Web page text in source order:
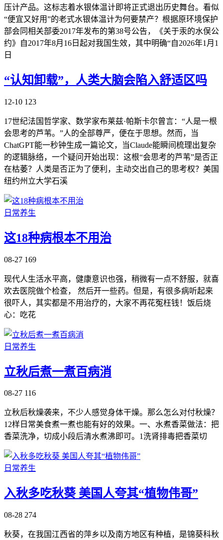
压计产品。这标志着水银体温计即将正式退出历史舞台。看似
“便宜又好用”的老式水银体温计为何要禁产？根据原环境保护
部会同相关部委2017年发布的第38号公告，《关于汞的水俣公
约》自2017年8月16日起对我国生效，其中明确“自2026年1月1
日
“认知卸载”，人类大脑会陷入舒适区吗
12-10 123
17世纪法国哲学家、数学家布莱兹·帕斯卡尔曾言：“人是一根
会思考的芦苇。”人的全部尊严，便在于思想。然而，当
ChatGPT能一秒钟生成一篇论文，当Claude能瞬间梳理出复杂
的逻辑脉络，一个疑问开始出现：这根“会思考的芦苇”是否正
在枯萎？人类是否正为了便利，主动交出自己的思考权？美国
纽约州立大学石溪
日常养生
这18种病根本不用治
08-27 169
现代人生活水平高，健康意识也强，稍微有一点不舒服，就喜
欢去医院做个检查， 然后开一些药。但是，有很多病听起来
很吓人，其实都是不用治疗的，大家不再花冤枉钱！饭后烧
心：吃花
日常养生
立秋后煮一煮百病消
08-27 116
立秋后秋燥袭来，不少人感觉身体干燥。那么怎么对付秋燥？
12样日常美食煮一煮也能有好的效果。一、水煮香菜做法：把
香菜洗净，切成小段后清水煮沸即可。1洗肾排毒把香菜切
日常养生
入秋多吃秋葵 美国人夸其“植物伟哥”
08-28 274
秋葵，在我国江西省的萍乡以及南方地区有种植，是锦葵科秋